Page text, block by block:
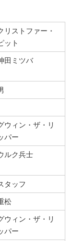
リストファー・
ット
田ミツバ
ウィン・ザ・リ
パー
ルク兵士
タッフ
松
ウィン・ザ・リ
パー